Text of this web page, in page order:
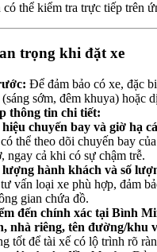
có thể kiểm tra trực tiếp trên
trọng khi đặt xe
Để đảm bảo có xe, đặc
sớm, đêm khuya) hoặc
thông tin chi tiết:
hiệu chuyến bay và giờ hạ
thể theo dõi chuyến bay
ngay cả khi có sự chậm trễ.
lượng hành khách và số
vấn loại xe phù hợp, đảm
gian chứa đồ.
đến chính xác tại Bình
nhà riêng, tên đường/khu
tốt để tài xế có lộ trình rõ